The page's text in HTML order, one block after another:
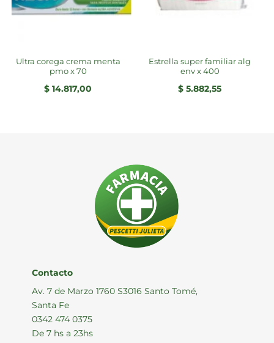
ultra corega crema menta
pmo x 70
$ 14.817,00
estrella super familiar alg
env x 400
$ 5.882,55
Contacto
Av. 7 de Marzo 1760 S3016 Santo Tomé,
Santa Fe
0342 474 0375
De 7 hs a 23hs